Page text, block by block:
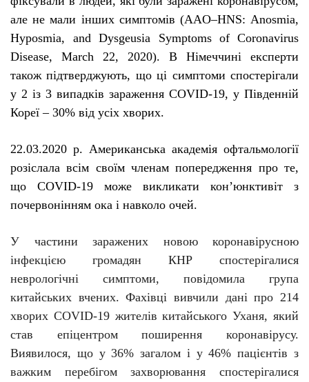
але не мали інших симптомів (AAO–HNS: Anosmia,
Hyposmia,and Dysgeusia Symptoms of Coronavirus
Disease, March 22, 2020). В Німеччині експерти
також підтверджують, що ці симптоми спостерігали
у 2 із 3 випадків зараження COVID-19, у Південній
Кореї – 30% від усіх хворих.
22.03.2020 р. Американська академія офтальмології
розіслала всім своїм членам попередження про те,
що COVID-19 може викликати кон’юнктивіт з
почервонінням ока і навколо очей.
У частини заражених новою коронавірусною
інфекцією громадян КНР спостерігалися
неврологічні симптоми, повідомила група
китайських вчених. Фахівці вивчили дані про 214
хворих COVID-19 жителів китайського Уханя, який
став епіцентром поширення коронавірусу.
Виявилося, що у 36% загалом і у 46% пацієнтів з
важким перебігом захворювання спостерігалися